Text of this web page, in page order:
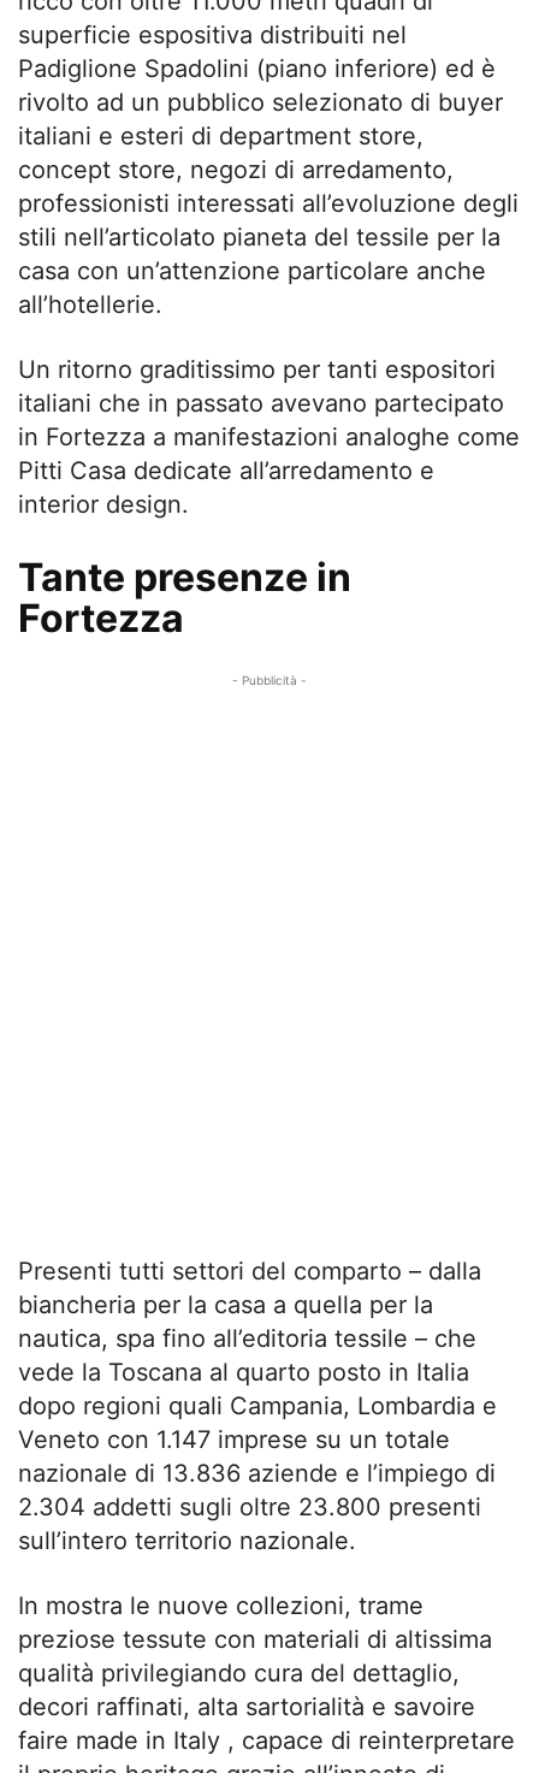
superficie espositiva distribuiti nel
Padiglione Spadolini (piano inferiore) ed è
rivolto ad un pubblico selezionato di buyer
italiani e esteri di department store,
concept store, negozi di arredamento,
professionisti interessati all’evoluzione degli
stili nell’articolato pianeta del tessile per la
casa con un’attenzione particolare anche
all’hotellerie.
Un ritorno graditissimo per tanti espositori
italiani che in passato avevano partecipato
in Fortezza a manifestazioni analoghe come
Pitti Casa dedicate all’arredamento e
interior design.
Tante presenze in
Fortezza
- Pubblicità -
Presenti tutti settori del comparto – dalla
biancheria per la casa a quella per la
nautica, spa fino all’editoria tessile – che
vede la Toscana al quarto posto in Italia
dopo regioni quali Campania, Lombardia e
Veneto con 1.147 imprese su un totale
nazionale di 13.836 aziende e l’impiego di
2.304 addetti sugli oltre 23.800 presenti
sull’intero territorio nazionale.
In mostra le nuove collezioni, trame
preziose tessute con materiali di altissima
qualità privilegiando cura del dettaglio,
decori raffinati, alta sartorialità e savoire
faire made in Italy , capace di reinterpretare